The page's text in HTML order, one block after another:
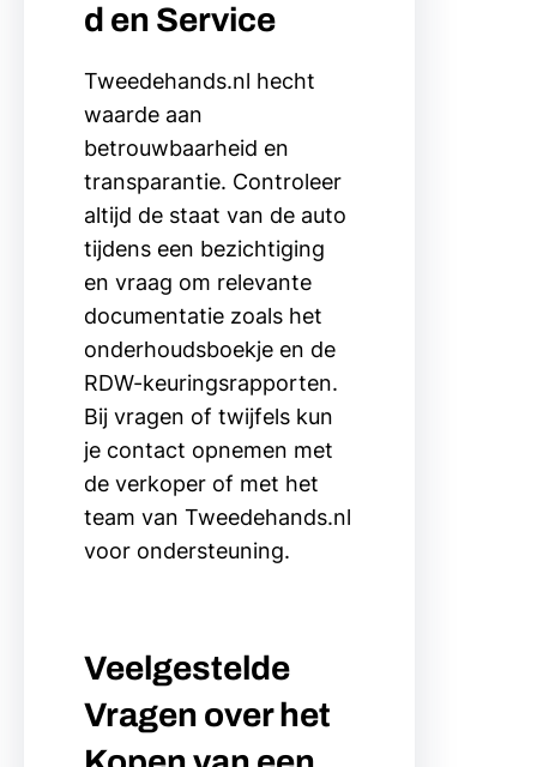
d en Service
Tweedehands.nl hecht
waarde aan
betrouwbaarheid en
transparantie. Controleer
altijd de staat van de auto
tijdens een bezichtiging
en vraag om relevante
documentatie zoals het
onderhoudsboekje en de
RDW-keuringsrapporten.
Bij vragen of twijfels kun
je contact opnemen met
de verkoper of met het
team van Tweedehands.nl
voor ondersteuning.
Veelgestelde
Vragen over het